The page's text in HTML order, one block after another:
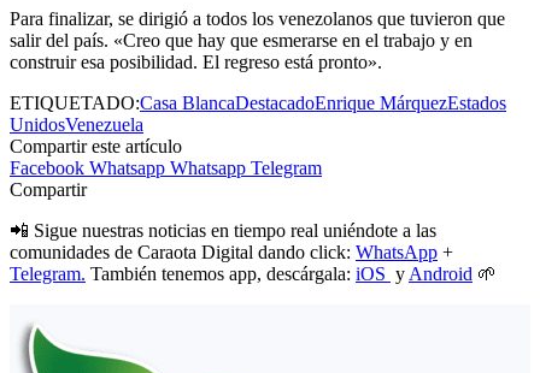
Para finalizar, se dirigió a todos los venezolanos que tuvieron que
salir del país. «Creo que hay que esmerarse en el trabajo y en
construir esa posibilidad. El regreso está pronto».
ETIQUETADO:Casa BlancaDestacadoEnrique MárquezEstados
UnidosVenezuela
Compartir este artículo
Facebook Whatsapp Whatsapp Telegram
Compartir
📲 Sigue nuestras noticias en tiempo real uniéndote a las
comunidades de Caraota Digital dando click: WhatsApp +
Telegram. También tenemos app, descárgala: iOS y Android 🌱